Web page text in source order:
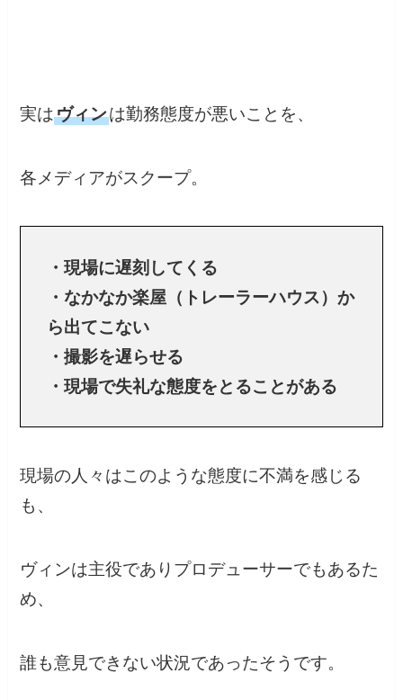
実はヴィンは勤務態度が悪いことを、
各メディアがスクープ。
・現場に遅刻してくる
・なかなか楽屋（トレーラーハウス）か
ら出てこない
・撮影を遅らせる
・現場で失礼な態度をとることがある
現場の人々はこのような態度に不満を感じる
も、
ヴィンは主役でありプロデューサーでもあるた
め、
誰も意見できない状況であったそうです。